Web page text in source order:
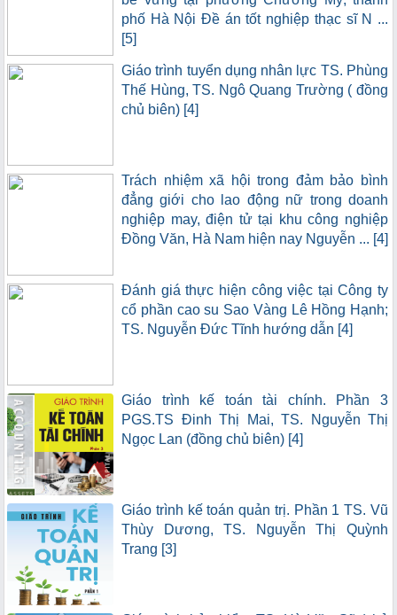
tiền tệ [88]
Giáo trình quản trị thay đổi [79]
Giáo trình kiểm toán tài chính [73]
Giáo trình kế toán quản trị. [65]
phố Hà Nội Đề án tốt nghiệp thạc sĩ N ...
[5]
Giáo trình tuyển dụng nhân lực TS. Phùng
Thế Hùng, TS. Ngô Quang Trường ( đồng
chủ biên) [4]
Trách nhiệm xã hội trong đảm bảo bình
đẳng giới cho lao động nữ trong doanh
nghiệp may, điện tử tại khu công nghiệp
Đồng Văn, Hà Nam hiện nay Nguyễn ... [4]
Đánh giá thực hiện công việc tại Công ty
cổ phần cao su Sao Vàng Lê Hồng Hạnh;
TS. Nguyễn Đức Tĩnh hướng dẫn [4]
Giáo trình kế toán tài chính. Phần 3
PGS.TS Đinh Thị Mai, TS. Nguyễn Thị
Ngọc Lan (đồng chủ biên) [4]
Giáo trình kế toán quản trị. Phần 1 TS. Vũ
Thùy Dương, TS. Nguyễn Thị Quỳnh
Trang [3]